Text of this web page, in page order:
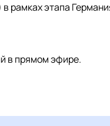
рамках этапа
в прямом эфире.